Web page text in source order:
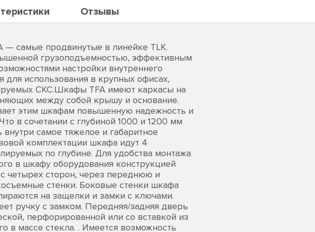
Отзывы
самые продвинутые в линейке TLK.
грузоподъемностью, эффективным
настройки внутреннего
для использования в крупных офисах,
СКС.Шкафы TFA имеют каркасы на
между собой крышу и основание.
этим шкафам повышенную надежность и
в сочетании с глубиной 1000 и 1200 мм
самое тяжелое и габаритное
комплектации шкафа идут 4
по глубине. Для удобства монтажа
в шкафу оборудования конструкцией
четырех сторон, через переднюю и
стенки. Боковые стенки шкафа
на защелки и замки с ключами.
ручку с замком. Передняя/задняя дверь
перфорированной или со вставкой из
в массе стекла. . Имеется возможность